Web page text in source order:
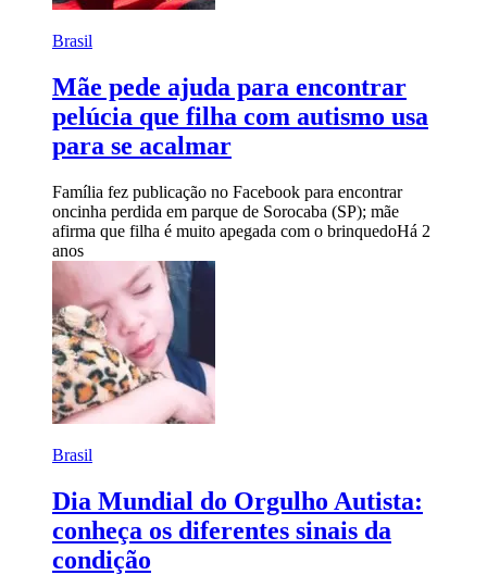
Brasil
Mãe pede ajuda para encontrar
pelúcia que filha com autismo usa
para se acalmar
Família fez publicação no Facebook para encontrar
oncinha perdida em parque de Sorocaba (SP); mãe
afirma que filha é muito apegada com o brinquedoHá 2
anos
Brasil
Dia Mundial do Orgulho Autista:
conheça os diferentes sinais da
condição